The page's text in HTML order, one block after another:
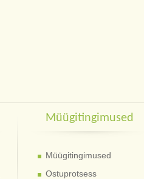
Müügitingimused
Müügitingimused
Ostuprotsess